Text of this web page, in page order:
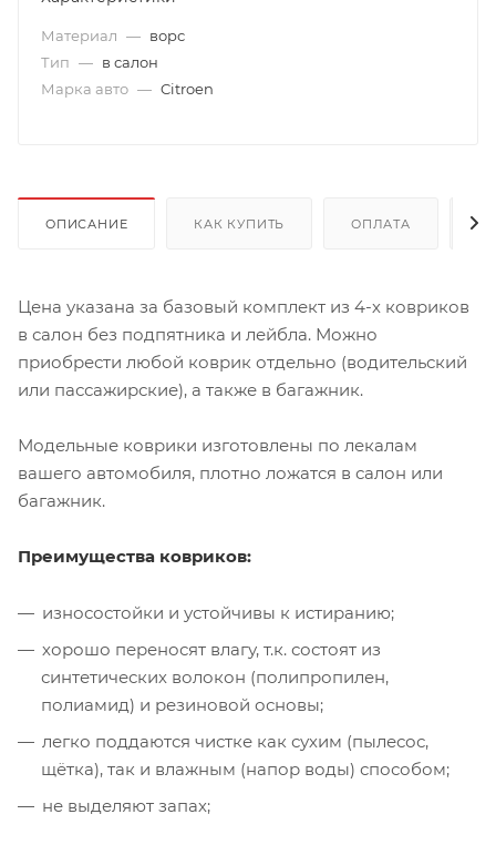
Материал — ворс
Тип — в салон
Марка авто — Citroen
ОПИСАНИЕ КАК КУПИТЬ ОПЛАТА
Цена указана за базовый комплект из 4-х ковриков
в салон без подпятника и лейбла. Можно
приобрести любой коврик отдельно (водительский
или пассажирские), а также в багажник.
Модельные коврики изготовлены по лекалам
вашего автомобиля, плотно ложатся в салон или
багажник.
Преимущества ковриков:
износостойки и устойчивы к истиранию;
хорошо переносят влагу, т.к. состоят из
синтетических волокон (полипропилен,
полиамид) и резиновой основы;
легко поддаются чистке как сухим (пылесос,
щётка), так и влажным (напор воды) способом;
не выделяют запах;